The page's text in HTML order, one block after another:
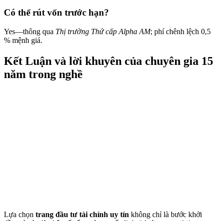
Có thể rút vốn trước hạn?
Yes—thông qua Thị trường Thứ cấp Alpha AM; phí chênh lệch 0,5
% mệnh giá.
Kết Luận và lời khuyên của chuyên gia 15
năm trong nghề
Lựa chọn trang đầu tư tài chính uy tín không chỉ là bước khởi